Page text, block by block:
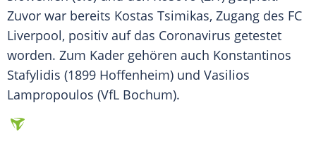
Zuvor war bereits Kostas Tsimikas, Zugang des FC
Liverpool, positiv auf das Coronavirus getestet
worden. Zum Kader gehören auch Konstantinos
Stafylidis (1899 Hoffenheim) und Vasilios
Lampropoulos (VfL Bochum).